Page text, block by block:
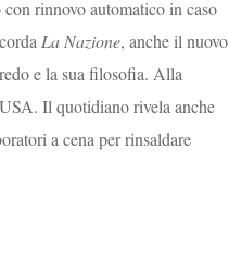
rinnovo automatico in caso
La Nazione, anche il nuovo
e la sua filosofia. Alla
Il quotidiano rivela anche
a cena per rinsaldare